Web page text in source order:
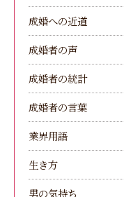
成婚への近道
成婚者の声
成婚者の統計
成婚者の言葉
業界用語
生き方
男の気持ち